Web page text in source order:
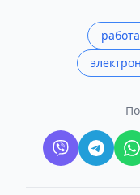
работа